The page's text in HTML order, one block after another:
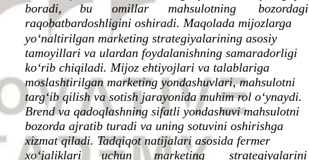
boradi,
bu omillar mahsulotning
bozordagi
raqobatbardoshligini oshiradi. Maqolada mijozlarga
yo‘naltirilgan marketing strategiyalarining asosiy
tamoyillari va ulardan foydalanishning samaradorligi
ko‘rib chiqiladi. Mijoz ehtiyojlari va talablariga
moslashtirilgan marketing yondashuvlari, mahsulotni
targ‘ib qilish va sotish jarayonida muhim rol o‘ynaydi.
Brend va qadoqlashning sifatli yondashuvi mahsulotni
bozorda ajratib turadi va uning sotuvini oshirishga
xizmat qiladi. Tadqiqot natijalari asosida fermer
xo‘jaliklari
uchun marketing
strategiyalarini